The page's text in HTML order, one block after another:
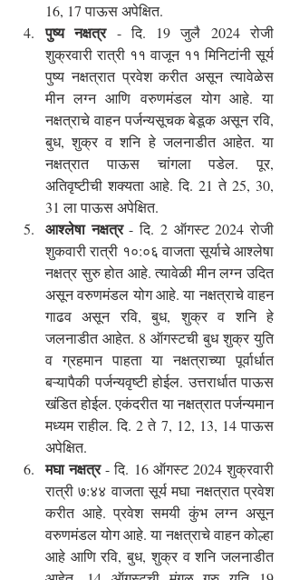
16, 17 पाऊस अपेक्षित.
पुष्य नक्षत्र - दि. 19 जुलै 2024 रोजी
शुक्रवारी रात्री ११ वाजून ११ मिनिटांनी सूर्य
पुष्य नक्षत्रात प्रवेश करीत असून त्यावेळेस
मीन लग्न आणि वरुणमंडल योग आहे. या
नक्षत्राचे वाहन पर्जन्यसूचक बेडूक असून रवि,
बुध, शुक्र व शनि हे जलनाडीत आहेत. या
नक्षत्रात पाऊस चांगला पडेल. पूर,
अतिवृष्टीची शक्यता आहे. दि. 21 ते 25, 30,
31 ला पाऊस अपेक्षित.
आश्लेषा नक्षत्र - दि. 2 ऑगस्ट 2024 रोजी
शुकवारी रात्री १०:०६ वाजता सूर्याचे आश्लेषा
नक्षत्र सुरु होत आहे. त्यावेळी मीन लग्न उदित
असून वरुणमंडल योग आहे. या नक्षत्राचे वाहन
गाढव असून रवि, बुध, शुक्र व शनि हे
जलनाडीत आहेत. 8 ऑगस्टची बुध शुक्र युति
व ग्रहमान पाहता या नक्षत्राच्या पूर्वार्धात
बऱ्यापैकी पर्जन्यवृष्टी होईल. उत्तरार्धात पाऊस
खंडित होईल. एकंदरीत या नक्षत्रात पर्जन्यमान
मध्यम राहील. दि. 2 ते 7, 12, 13, 14 पाऊस
अपेक्षित.
मघा नक्षत्र - दि. 16 ऑगस्ट 2024 शुक्रवारी
रात्री ७:४४ वाजता सूर्य मघा नक्षत्रात प्रवेश
करीत आहे. प्रवेश समयी कुंभ लग्न असून
वरुणमंडल योग आहे. या नक्षत्राचे वाहन कोल्हा
आहे आणि रवि, बुध, शुक्र व शनि जलनाडीत